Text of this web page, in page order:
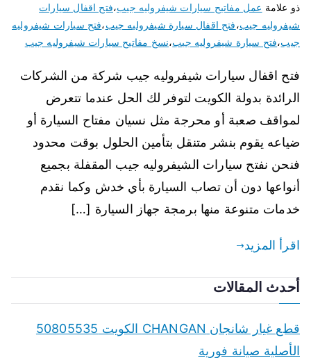
ذو علامة عمل مفاتيح سيارات شيفروليه جيب،فتح اقفال سيارات
شيفروليه جيب،فتح اقفال سيارة شيفروليه جيب،فتح سيارات شيفروليه
جيب،فتح سيارة شيفروليه جيب،نسخ مفاتيح سيارات شيفروليه جيب
فتح اقفال سيارات شيفروليه جيب شركة من الشركات
الرائدة بدولة الكويت لتوفر لك الحل عندما تتعرض
لمواقف صعبة أو محرجة مثل نسيان مفتاح السيارة أو
ضياعه يقوم بنشر متنقل بتأمين الحلول بوقت محدود
فنحن نفتح سيارات الشيفروليه جيب المقفلة بجميع
أنواعها دون أن تصاب السيارة بأي خدش وكما نقدم
خدمات متنوعة منها برمجة جهاز السيارة […]
اقرأ المزيد
أحدث المقالات
قطع غيار شانجان CHANGAN الكويت 50805535
الأصلية صيانة فورية